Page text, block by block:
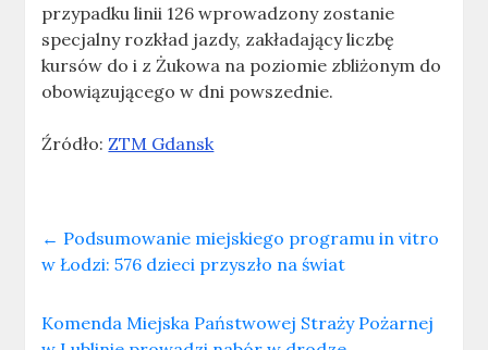
przypadku linii 126 wprowadzony zostanie
specjalny rozkład jazdy, zakładający liczbę
kursów do i z Żukowa na poziomie zbliżonym do
obowiązującego w dni powszednie.
Źródło:ZTM Gdansk
← Podsumowanie miejskiego programu in vitro
w Łodzi: 576 dzieci przyszło na świat
Komenda Miejska Państwowej Straży Pożarnej